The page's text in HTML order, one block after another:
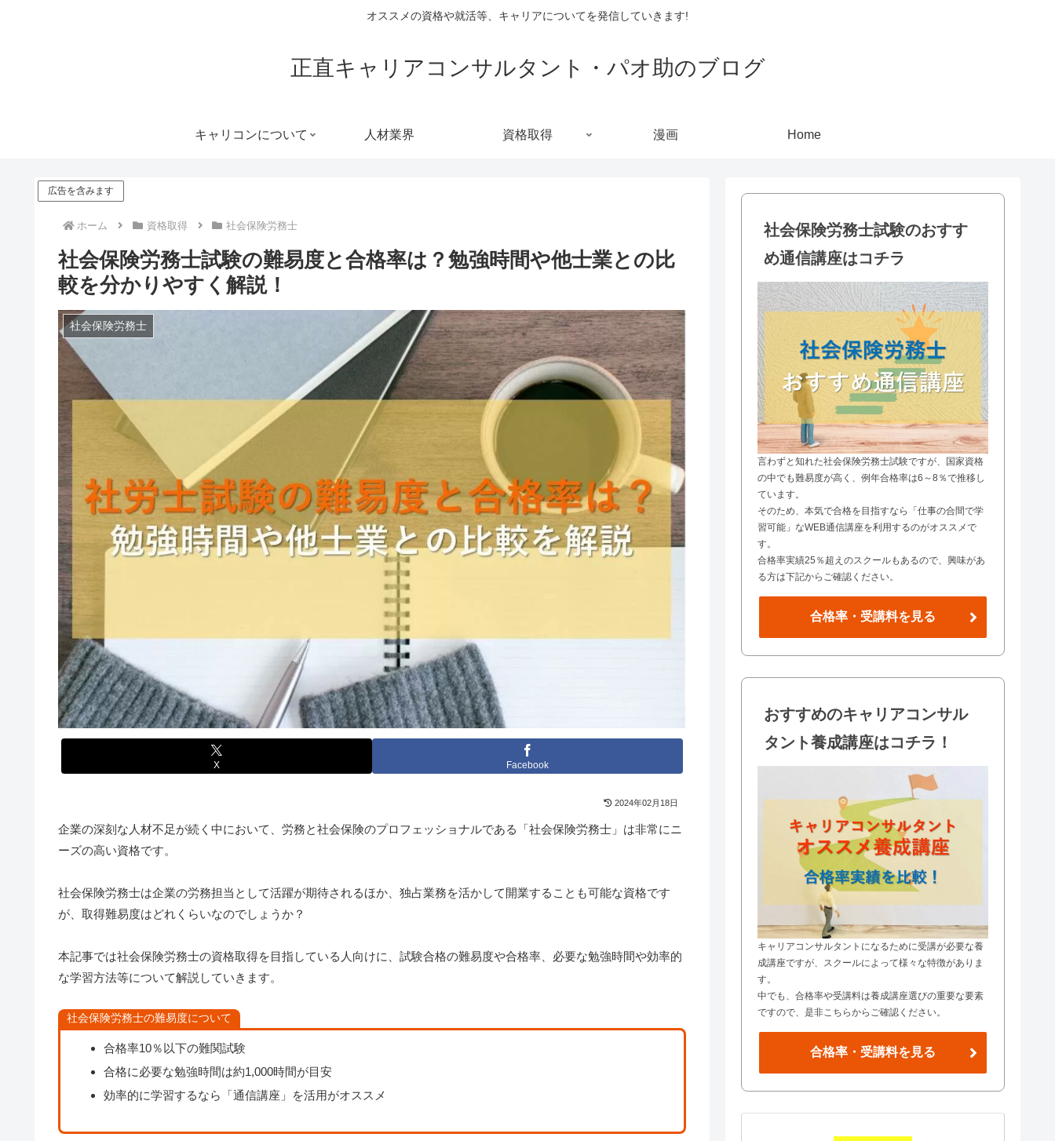
オススメの資格や就活等、キャリアについてを発信していきます!
正直キャリアコンサルタント・パオ助のブログ
キャリコンについて 人材業界 資格取得 漫画 Home
広告を含みます
ホーム 資格取得 社会保険労務士
社会保険労務士試験の難易度と合格率は？勉強時間や他士業との比
較を分かりやすく解説！
社会保険労務士
X Facebook
2024年02月18日
企業の深刻な人材不足が続く中において、労務と社会保険のプロフェッショナルである「社会保険労務士」は非常にニ
ーズの高い資格です。
社会保険労務士は企業の労務担当として活躍が期待されるほか、独占業務を活かして開業することも可能な資格です
が、取得難易度はどれくらいなのでしょうか？
本記事では社会保険労務士の資格取得を目指している人向けに、試験合格の難易度や合格率、必要な勉強時間や効率的
な学習方法等について解説していきます。
社会保険労務士の難易度について
合格率10％以下の難関試験
合格に必要な勉強時間は約1,000時間が目安
効率的に学習するなら「通信講座」を活用がオススメ
社会保険労務士試験のおすす
め通信講座はコチラ
言わずと知れた社会保険労務士試験ですが、国家資格
の中でも難易度が高く、例年合格率は6～8％で推移し
ています。
そのため、本気で合格を目指すなら「仕事の合間で学
習可能」なWEB通信講座を利用するのがオススメで
す。
合格率実績25％超えのスクールもあるので、興味があ
る方は下記からご確認ください。
合格率・受講料を見る
おすすめのキャリアコンサル
タント養成講座はコチラ！
キャリアコンサルタントになるために受講が必要な養
成講座ですが、スクールによって様々な特徴がありま
す。
中でも、合格率や受講料は養成講座選びの重要な要素
ですので、是非こちらからご確認ください。
合格率・受講料を見る